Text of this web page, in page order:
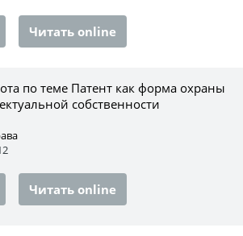
Читать online
по теме Патент как форма охраны
собственности
Читать online